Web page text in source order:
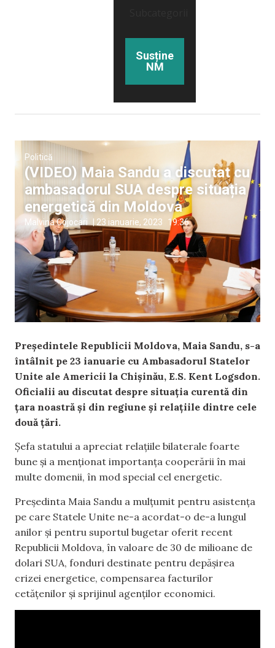
Susține
NM
Politică
(VIDEO) Maia Sandu a discutat cu
ambasadorul SUA despre situația
energetică din Moldova
Malvina Cojocari 23 ianuarie, 2023 19:36
Președintele Republicii Moldova, Maia Sandu, s-a
întâlnit pe 23 ianuarie cu Ambasadorul Statelor
Unite ale Americii la Chișinău, E.S. Kent Logsdon.
Oficialii au discutat despre situația curentă din
țara noastră și din regiune și relațiile dintre cele
două țări.
Șefa statului a apreciat relațiile bilaterale foarte
bune și a menționat importanța cooperării în mai
multe domenii, în mod special cel energetic.
Președinta Maia Sandu a mulțumit pentru asistența
pe care Statele Unite ne-a acordat-o de-a lungul
anilor și pentru suportul bugetar oferit recent
Republicii Moldova, în valoare de 30 de milioane de
dolari SUA, fonduri destinate pentru depășirea
crizei energetice, compensarea facturilor
cetățenilor și sprijinul agenților economici.